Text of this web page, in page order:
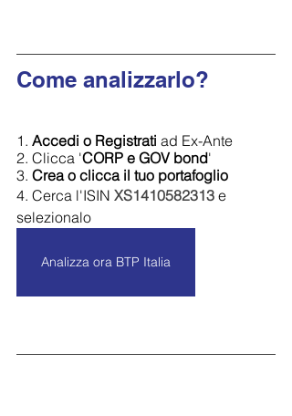
Come analizzarlo?
1. Accedi o Registrati ad Ex-Ante
2. Clicca 'CORP e GOV bond'
3. Crea o clicca il tuo portafoglio
4. Cerca l'ISIN XS1410582313 e
selezionalo
Analizza ora BTP Italia